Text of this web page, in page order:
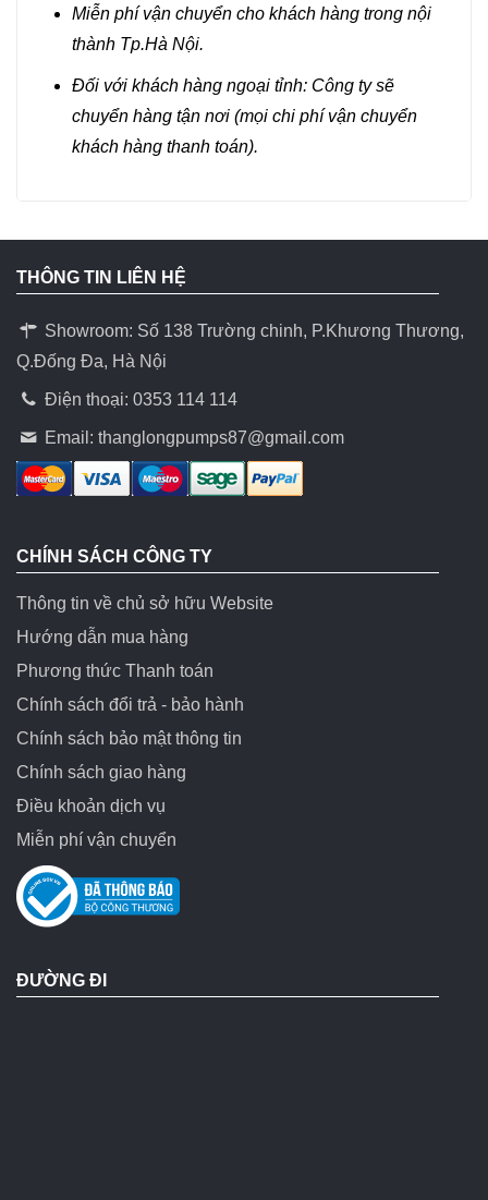
Miễn phí vận chuyển cho khách hàng trong nội
thành Tp.Hà Nội.
Đối với khách hàng ngoại tỉnh: Công ty sẽ
chuyển hàng tận nơi (mọi chi phí vận chuyển
khách hàng thanh toán).
THÔNG TIN LIÊN HỆ
Showroom: Số 138 Trường chinh, P.Khương Thương,
Q.Đống Đa, Hà Nội
Điện thoại: 0353 114 114
Email:thanglongpumps87@gmail.com
CHÍNH SÁCH CÔNG TY
Thông tin về chủ sở hữu Website
Hướng dẫn mua hàng
Phương thức Thanh toán
Chính sách đổi trả - bảo hành
Chính sách bảo mật thông tin
Chính sách giao hàng
Điều khoản dịch vụ
Miễn phí vận chuyển
ĐƯỜNG ĐI